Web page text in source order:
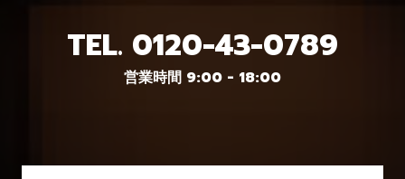
TEL. 0120-43-0789
営業時間 9:00 - 18:00